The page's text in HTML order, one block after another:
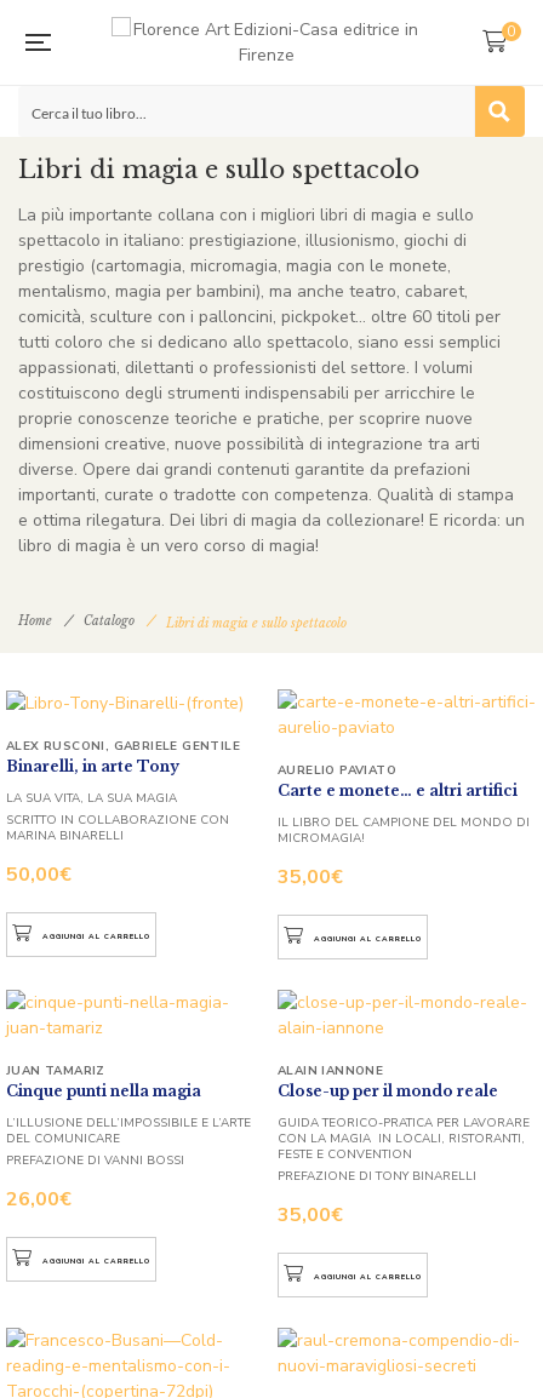
0
Libri di magia e sullo spettacolo
La più importante collana con i migliori libri di magia e sullo
spettacolo in italiano: prestigiazione, illusionismo, giochi di
prestigio (cartomagia, micromagia, magia con le monete,
mentalismo, magia per bambini), ma anche teatro, cabaret,
comicità, sculture con i palloncini, pickpoket… oltre 60 titoli per
tutti coloro che si dedicano allo spettacolo, siano essi semplici
appassionati, dilettanti o professionisti del settore. I volumi
costituiscono degli strumenti indispensabili per arricchire le
proprie conoscenze teoriche e pratiche, per scoprire nuove
dimensioni creative, nuove possibilità di integrazione tra arti
diverse. Opere dai grandi contenuti garantite da prefazioni
importanti, curate o tradotte con competenza. Qualità di stampa
e ottima rilegatura. Dei libri di magia da collezionare! E ricorda: un
libro di magia è un vero corso di magia!
Home Catalogo Libri di magia e sullo spettacolo
Binarelli, in arte Tony
50,00€
ALEX RUSCONI, GABRIELE GENTILE
LA SUA VITA, LA SUA MAGIA
SCRITTO IN COLLABORAZIONE CON
MARINA BINARELLI
AGGIUNGI AL CARRELLO
Carte e monete… e altri artifici
35,00€
AURELIO PAVIATO
IL LIBRO DEL CAMPIONE DEL MONDO DI
MICROMAGIA!
AGGIUNGI AL CARRELLO
Cinque punti nella magia
26,00€
JUAN TAMARIZ
L’ILLUSIONE DELL’IMPOSSIBILE E L’ARTE
DEL COMUNICARE
PREFAZIONE DI VANNI BOSSI
AGGIUNGI AL CARRELLO
Close-up per il mondo reale
35,00€
ALAIN IANNONE
GUIDA TEORICO-PRATICA PER LAVORARE
CON LA MAGIA IN LOCALI, RISTORANTI,
FESTE E CONVENTION
PREFAZIONE DI TONY BINARELLI
AGGIUNGI AL CARRELLO